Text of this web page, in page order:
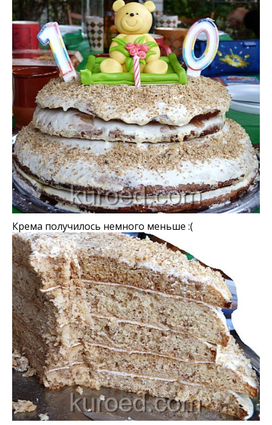
Крема получилось немного меньше :(